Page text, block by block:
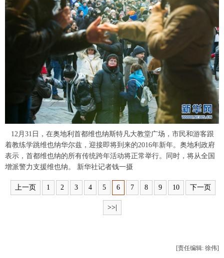
金融 公益 军事
摄影 新华广播
新华电视中文 新华电视英文 返回PC
12月31日，在奥地利首都维也纳斯特凡大教堂广场，市民和游客跟
着教练学跳维也纳华尔兹，迎接即将到来的2016年新年。奥地利政府
表示，首都维也纳的所有传统跨年活动将正常举行。同时，将从全国
增派警力支援维也纳。 新华社记者钱一摄
上一页 1 2 3 4 5 6 7 8 9 10 下一页
>>|
[责任编辑: 徐伟]